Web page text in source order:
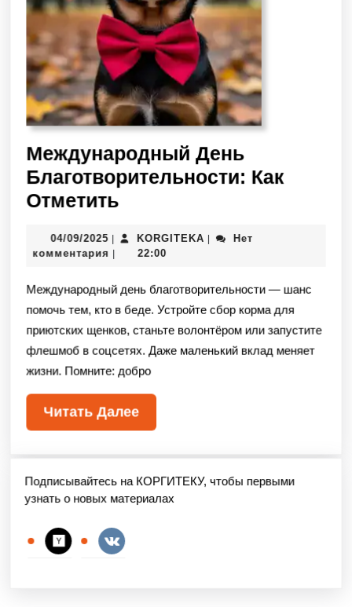
Международный День
Благотворительности: Как
Отметить
04/09/2025 KORGITEKA
Нет
комментария
22:00
Международный день благотворительности — шанс
помочь тем, кто в беде. Устройте сбор корма для
приютских щенков, станьте волонтёром или запустите
флешмоб в соцсетях. Даже маленький вклад меняет
жизни. Помните: добро
Читать Далее
Подписывайтесь на КОРГИТЕКУ, чтобы первыми
узнать о новых материалах